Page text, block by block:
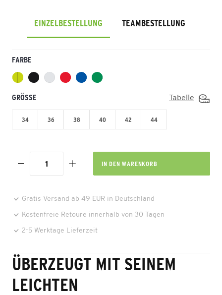
EINZELBESTELLUNG TEAMBESTELLUNG
FARBE
GRÖSSE Tabelle
34 36 38 40 42 44
IN DEN WARENKORB
Gratis Versand ab 49 EUR in Deutschland
Kostenfreie Retoure innerhalb von 30 Tagen
2-5 Werktage Lieferzeit
ÜBERZEUGT MIT SEINEM
LEICHTEN